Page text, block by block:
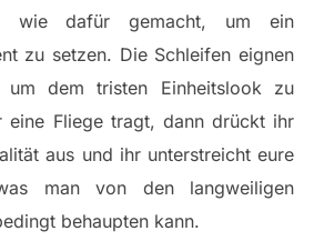
wie dafür gemacht, um ein
zu setzen. Die Schleifen eignen
dem tristen Einheitslook zu
eine Fliege tragt, dann drückt ihr
aus und ihr unterstreicht eure
man von den langweiligen
behaupten kann.